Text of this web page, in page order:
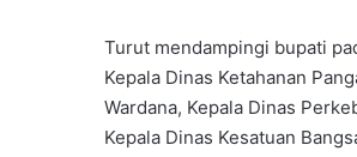
Turut mendampingi bupati
Kepala Dinas Ketahanan
Wardana, Kepala Dinas
Kepala Dinas Kesatuan